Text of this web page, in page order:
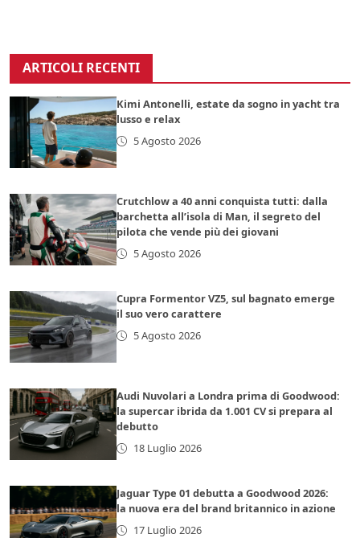
ARTICOLI RECENTI
Kimi Antonelli, estate da sogno in yacht tra
lusso e relax
5 Agosto 2026
Crutchlow a 40 anni conquista tutti: dalla
barchetta all’isola di Man, il segreto del
pilota che vende più dei giovani
5 Agosto 2026
Cupra Formentor VZ5, sul bagnato emerge
il suo vero carattere
5 Agosto 2026
Audi Nuvolari a Londra prima di Goodwood:
la supercar ibrida da 1.001 CV si prepara al
debutto
18 Luglio 2026
Jaguar Type 01 debutta a Goodwood 2026:
la nuova era del brand britannico in azione
17 Luglio 2026